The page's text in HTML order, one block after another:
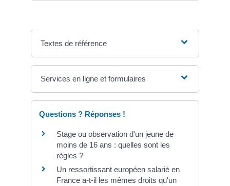
Textes de référence
Services en ligne et formulaires
Questions ? Réponses !
Stage ou observation d'un jeune de
moins de 16 ans : quelles sont les
règles ?
Un ressortissant européen salarié en
France a-t-il les mêmes droits qu'un